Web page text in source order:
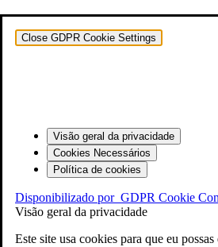
Close GDPR Cookie Settings
Visão geral da privacidade
Cookies Necessários
Política de cookies
Disponibilizado por GDPR Cookie
Visão geral da privacidade
Este site usa cookies para que eu